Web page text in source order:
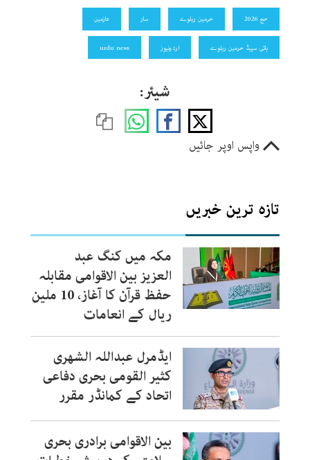
حج 2026 حرمین ریلوے سار عازمین
ہائی سپیڈ حرمین ریلوے اردونیوز urdu news
شیئر:
واپس اوپر جائیں
تازہ ترین خبریں
مکہ میں کنگ عبد
العزیز بین الاقوامی مقابلہ
حفظ قرآن کا آغاز، 10 ملین
ریال کے انعامات
ایڈمرل عبداللہ الشھری
کثیر القومی بحری دفاعی
اتحاد کے کمانڈر مقرر
بین الاقوامی برادری بحری